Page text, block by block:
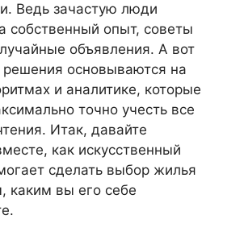
Ведь зачастую люди
собственный опыт, советы
объявления. А вот
основываются на
и аналитике, которые
точно учесть все
Итак, давайте
как искусственный
сделать выбор жилья
каким вы его себе